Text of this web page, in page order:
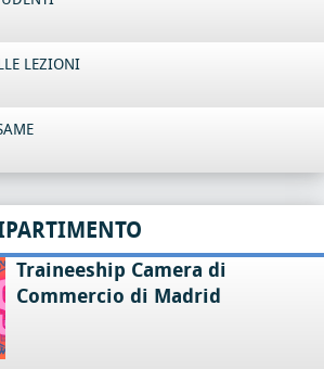
LEZIONI
Traineeship Camera di
Commercio di Madrid